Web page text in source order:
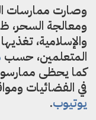
وصارت ممارسات
ومعالجة السحر،
والإسلامية،
المتعلمين، حسب
كما يحظى ممارسو
في الفضائيات
يوتيوب.